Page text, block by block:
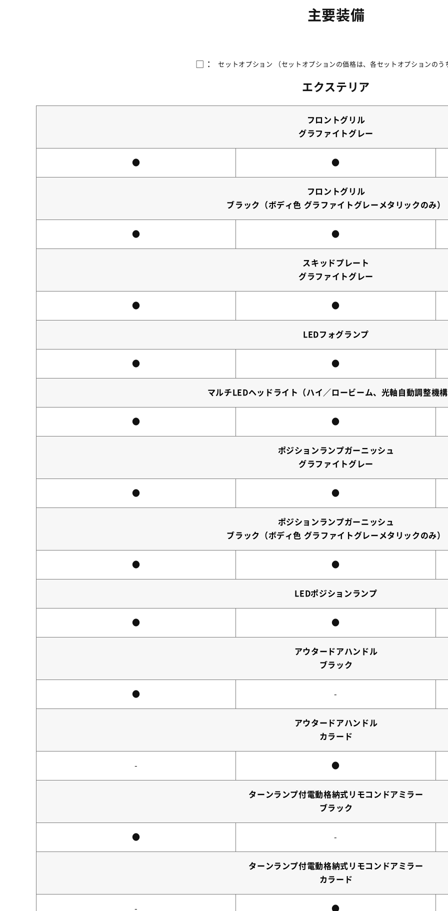
主要装備
□： セットオプション （セットオプションの価格は、各セットオプションの
エクステリア
フロントグリル
グラファイトグレー
● ●
フロントグリル
ブラック（ボディ色 グラファイトグレーメタリックのみ）
● ●
スキッドプレート
グラファイトグレー
● ●
LEDフォグランプ
● ●
マルチLEDヘッドライト（ハイ／ロービーム、光軸自動調整機構
● ●
ポジションランプガーニッシュ
グラファイトグレー
● ●
ポジションランプガーニッシュ
ブラック（ボディ色 グラファイトグレーメタリックのみ）
● ●
LEDポジションランプ
● ●
アウタードアハンドル
ブラック
● -
アウタードアハンドル
カラード
- ●
ターンランプ付電動格納式リモコンドアミラー
ブラック
● -
ターンランプ付電動格納式リモコンドアミラー
カラード
- ●